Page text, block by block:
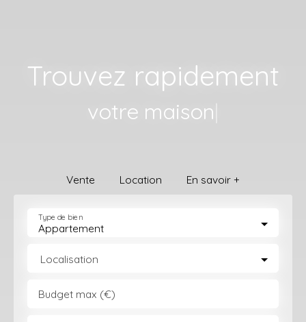
Trouvez rapidement
votr|
Vente Location En savoir +
Appartement
Type de bien
Localisation
Budget max (€)